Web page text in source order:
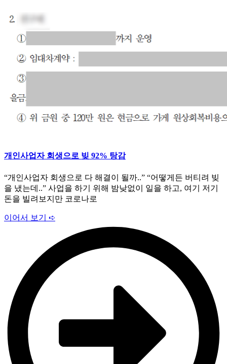
개인사업자 회생으로 빚 92% 탕감
“개인사업자 회생으로 다 해결이 될까..” “어떻게든 버티려 빚
을 냈는데..” 사업을 하기 위해 밤낮없이 일을 하고, 여기 저기
돈을 빌려보지만 코로나로
이어서 보기 ➪